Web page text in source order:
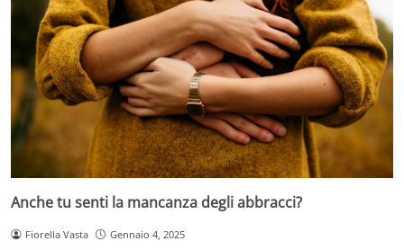
Anche tu senti la mancanza degli abbracci?
Fiorella Vasta Gennaio 4, 2025